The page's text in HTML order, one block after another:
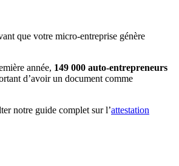
que votre micro-entreprise génère
année, 149 000 auto-entrepreneurs
d’avoir un document comme
notre guide complet sur l’attestation